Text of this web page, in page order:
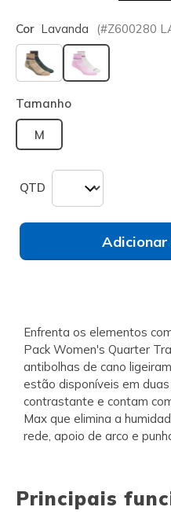
Cor Lavanda (#Z600280
selecionado
Tamanho
M
QTD
Enfrenta os elementos
Pack Women's Quarter
antibolhas de cano
estão disponíveis em
contrastante e contam
Max que elimina a
rede, apoio de arco e
Principais